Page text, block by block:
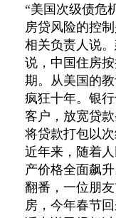
“美国次级债危
房贷风险的控
相关负责人说
说，中国住房
期。从美国的
疯狂十年。银
客户，放宽贷
将贷款打包以
近年来，随着
产价格全面飙
翻番，一位朋
房，今年春节